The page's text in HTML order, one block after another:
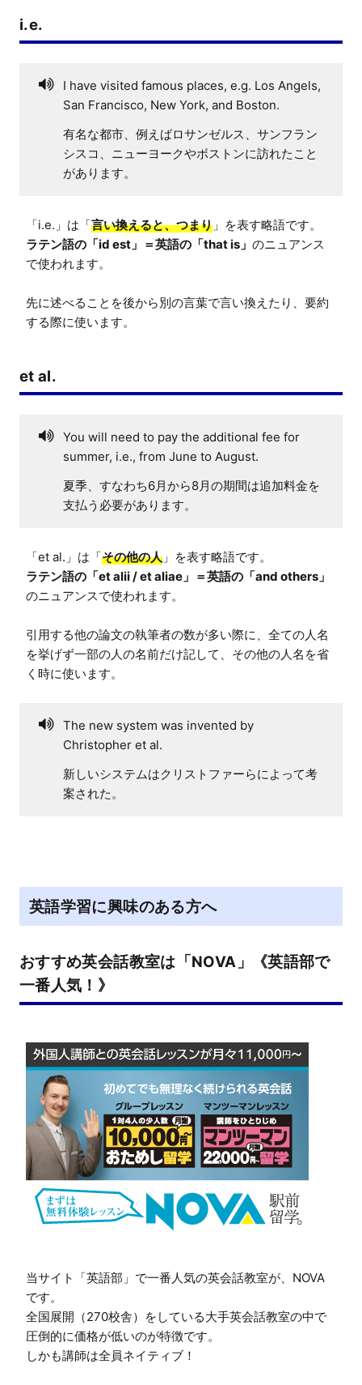
i.e.
I have visited famous places, e.g. Los Angels,
San Francisco, New York, and Boston.
有名な都市、例えばロサンゼルス、サンフラン
シスコ、ニューヨークやボストンに訪れたこと
があります。
「i.e.」は「言い換えると、つまり
ラテン語の「id est」＝英語の「that is」 のニュアンス
で使われます。
先に述べることを後から別の言葉で言い換えたり、要約
する際に使います。
et al.
You will need to pay the additional fee for
summer, i.e., from June to August.
夏季、すなわち6月から8月の期間は追加料金を
支払う必要があります。
「et al.」は「その他の人
ラテン語の「et alii / et aliae」＝英語の「and others」
のニュアンスで使われます。
引用する他の論文の執筆者の数が多い際に、全ての人名
を挙げず一部の人の名前だけ記して、その他の人名を省
く時に使います。
The new system was invented by
Christopher et al.
新しいシステムはクリストファーらによって考
案された。
英語学習に興味のある方へ
おすすめ英会話教室は「NOVA」《英語部で
一番人気！》
当サイト「英語部」で一番人気の英会話教室が、NOVA
です。
全国展開（270校舎）をしている大手英会話教室の中で
圧倒的に価格が低いのが特徴です。